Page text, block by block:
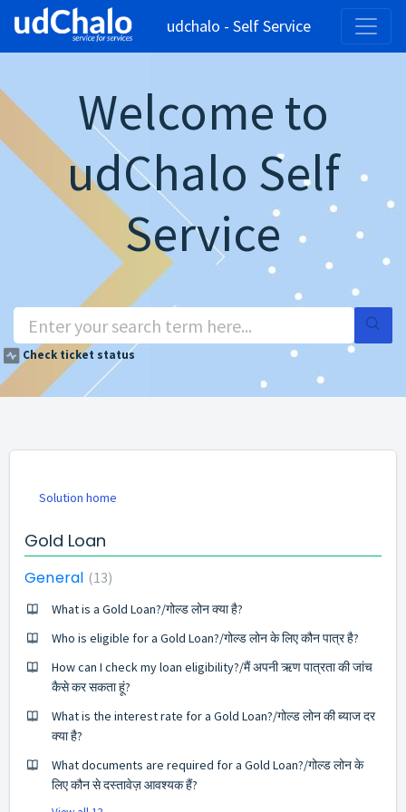
udchalo - Self Service
Welcome to
udChalo Self
Service
Check ticket status
Solution home
Gold Loan
General 13
What is a Gold Loan?/गोल्ड लोन क्या है?
Who is eligible for a Gold Loan?/गोल्ड लोन के लिए कौन पात्र है?
How can I check my loan eligibility?/मैं अपनी ऋण पात्रता की जांच
कैसे कर सकता हूं?
What is the interest rate for a Gold Loan?/गोल्ड लोन की ब्याज दर
क्या है?
What documents are required for a Gold Loan?/गोल्ड लोन के
लिए कौन से दस्तावेज़ आवश्यक हैं?